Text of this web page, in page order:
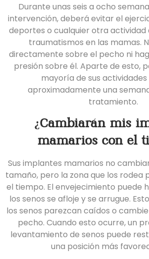
Durante unas seis a ocho
intervención, deberá evitar el
deportes o cualquier otra actividad
traumatismos en las mamas.
directamente sobre el pecho ni
presión sobre él. Aparte de esto,
mayoría de sus
aproximadamente una
tratamiento.
¿Cambiarán mis
mamarios con el
Sus implantes mamarios no
tamaño, pero la zona que los rodea
el tiempo. El envejecimiento puede
los senos se afloje y se arrugue.
los senos parezcan caídos o
pecho. Cuando esto ocurre,un
levantamiento de senos puede
una posición más